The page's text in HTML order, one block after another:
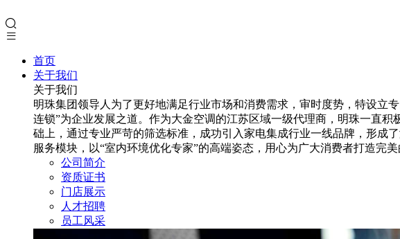
首页
关于我们
关于我们
明珠集团领导人为了更好地满足行业市场和消费需求，审时度势，特设立
连锁”为企业发展之道。作为大金空调的江苏区域一级代理商，明珠一直
础上，通过专业严苛的筛选标准，成功引入家电集成行业一线品牌，形成
服务模块，以“室内环境优化专家”的高端姿态，用心为广大消费者打造完
公司简介
资质证书
门店展示
人才招聘
员工风采